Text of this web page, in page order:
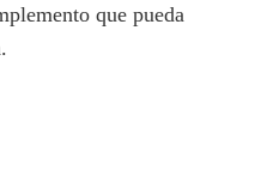
que pueda